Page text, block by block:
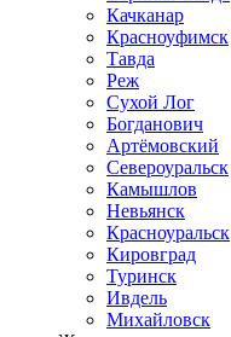
Качканар
Красноуфимск
Тавда
Реж
Сухой Лог
Богданович
Артёмовский
Североуральск
Камышлов
Невьянск
Красноуральск
Кировград
Туринск
Ивдель
Михайловск